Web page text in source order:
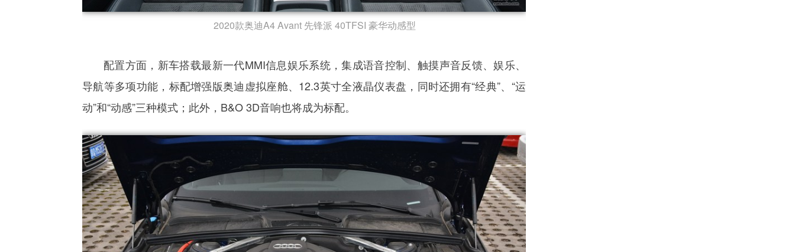
2020款奥迪A4 Avant 先锋派 40TFSI 豪华动感型
配置方面，新车搭载最新一代MMI信息娱乐系统，集成语音控制、触摸声音反馈、娱乐、
导航等多项功能，标配增强版奥迪虚拟座舱、12.3英寸全液晶仪表盘，同时还拥有“经典”、“运
动”和“动感”三种模式；此外，B&O 3D音响也将成为标配。